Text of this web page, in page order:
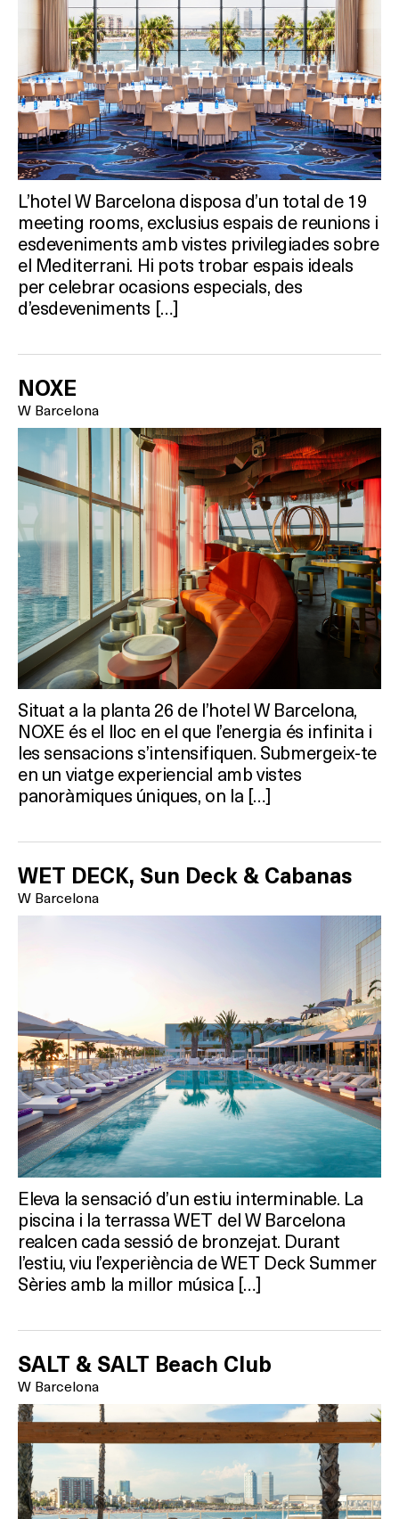
BARS
SPAS
RESTAURANTS
SALES
Activitats
On?
L’hotel W Barcelona disposa d’un total de 19
meeting rooms, exclusius espais de reunions i
esdeveniments amb vistes privilegiades sobre
el Mediterrani. Hi pots trobar espais ideals
per celebrar ocasions especials, des
d’esdeveniments […]
NOXE
W Barcelona
Situat a la planta 26 de l’hotel W Barcelona,
NOXE és el lloc en el que l’energia és infinita i
les sensacions s’intensifiquen. Submergeix-te
en un viatge experiencial amb vistes
panoràmiques úniques, on la […]
WET DECK, Sun Deck & Cabanas
W Barcelona
Eleva la sensació d’un estiu interminable. La
piscina i la terrassa WET del W Barcelona
realcen cada sessió de bronzejat. Durant
l’estiu, viu l’experiència de WET Deck Summer
Sèries amb la millor música […]
SALT & SALT Beach Club
W Barcelona